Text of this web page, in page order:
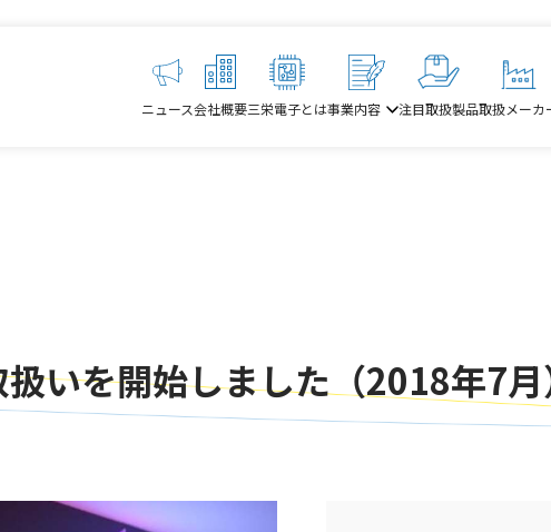
ニュース会社概要三栄電子とは事業内容 注目取扱製品取扱メーカ
を開始しました（2018年7月